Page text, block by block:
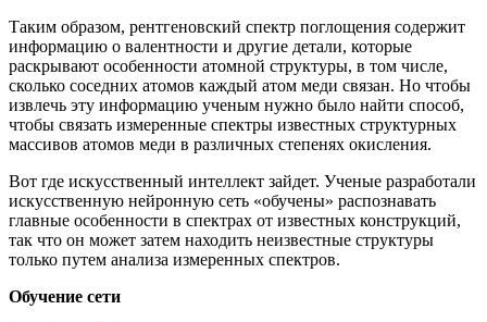
Таким образом, рентгеновский спектр поглощения содержит
информацию о валентности и другие детали, которые
раскрывают особенности атомной структуры, в том числе,
сколько соседних атомов каждый атом меди связан. Но чтобы
извлечь эту информацию ученым нужно было найти способ,
чтобы связать измеренные спектры известных структурных
массивов атомов меди в различных степенях окисления.
Вот где искусственный интеллект зайдет. Ученые разработали
искусственную нейронную сеть «обучены» распознавать
главные особенности в спектрах от известных конструкций,
так что он может затем находить неизвестные структуры
только путем анализа измеренных спектров.
Обучение сети